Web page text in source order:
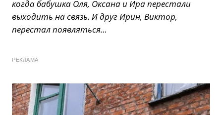
когда бабушка Оля, Оксана и Ира перестали
выходить на связь. И друг Ирин, Виктор,
перестал появляться…
РЕКЛАМА